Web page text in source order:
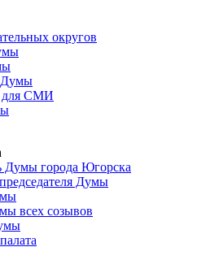
округов
Думы
для СМИ
Думы города Югорска
Думы
всех созывов